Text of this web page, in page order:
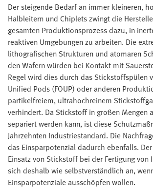
Der steigende Bedarf an immer kleineren,
Halbleitern und Chiplets zwingt die
gesamten Produktionsprozess dazu, in
reaktiven Umgebungen zu arbeiten. Die
lithografischen Strukturen und atomaren
den Wafern würden bei Kontakt mit
Regel wird dies durch das Stickstoffspülen
Unified Pods (FOUP) oder anderen
partikelfreiem, ultrahochreinem
verhindert. Da Stickstoff in großen Mengen
separiert werden kann, ist diese
Jahrzehnten Industriestandard. Die
das Einsparpotenzial dadurch ebenfalls.
Einsatz von Stickstoff bei der Fertigung
sich deshalb wie selbstverständlich an,
Einsparpotenziale ausschöpfen wollen.